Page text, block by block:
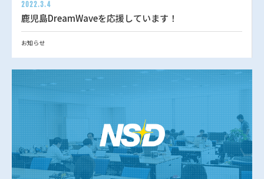
2022.3.4
鹿児島DreamWaveを応援しています！
お知らせ